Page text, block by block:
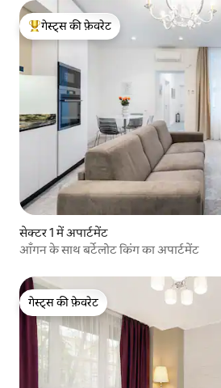
गेस्ट्स का टॉप फ़ेवरेट
गेस्ट्स की फ़ेवरेट
सेक्टर 1 में अपार्टमेंट
आँगन के साथ बर्टेलोट किंग का अपार्टमेंट
गेस्ट्स की फ़ेवरेट
गेस्ट्स की फ़ेवरेट